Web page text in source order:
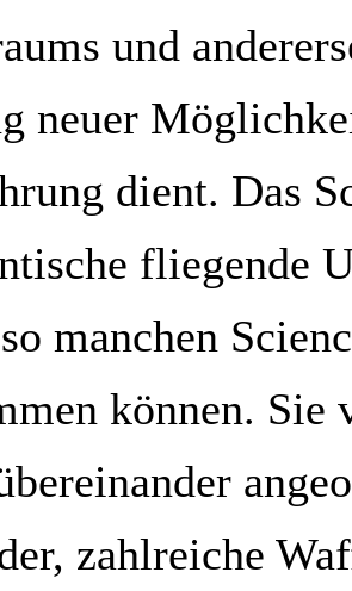
und
neuer
dient. Das
fliegende
manchen
können. Sie
zahlreiche